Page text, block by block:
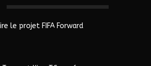
le projet FIFA Forward